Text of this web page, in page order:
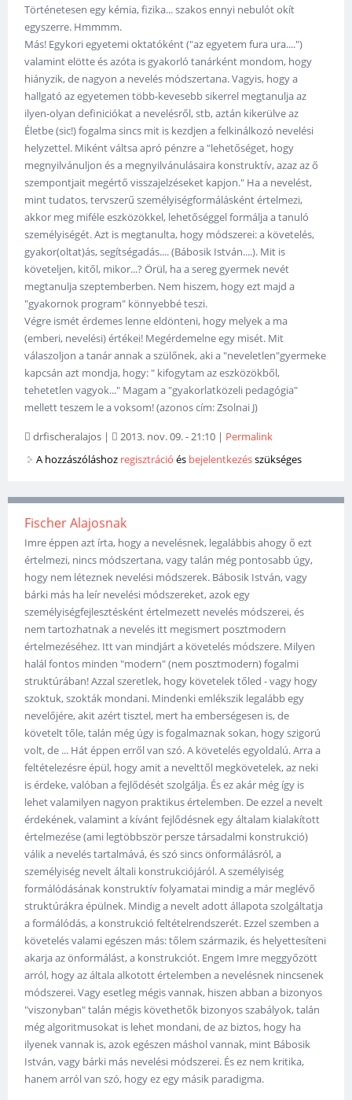
Történetesen egy kémia, fizika... szakos ennyi nebulót okít
egyszerre. Hmmmm.
Más! Egykori egyetemi oktatóként ("az egyetem fura ura....")
valamint elötte és azóta is gyakorló tanárként mondom, hogy
hiányzik, de nagyon a nevelés módszertana. Vagyis, hogy a
hallgató az egyetemen több-kevesebb sikerrel megtanulja az
ilyen-olyan definiciókat a nevelésről, stb, aztán kikerülve az
Életbe (sic!) fogalma sincs mit is kezdjen a felkinálkozó nevelési
helyzettel. Miként váltsa apró pénzre a "lehetőséget, hogy
megnyilvánuljon és a megnyilvánulásaira konstruktív, azaz az ő
szempontjait megértő visszajelzéseket kapjon." Ha a nevelést,
mint tudatos, tervszerű személyiségformálásként értelmezi,
akkor meg miféle eszközökkel, lehetőséggel formálja a tanuló
személyiségét. Azt is megtanulta, hogy módszerei: a követelés,
gyakor(oltat)ás, segítségadás.... (Bábosik István....). Mit is
követeljen, kitől, mikor...? Örül, ha a sereg gyermek nevét
megtanulja szeptemberben. Nem hiszem, hogy ezt majd a
"gyakornok program" könnyebbé teszi.
Végre ismét érdemes lenne eldönteni, hogy melyek a ma
(emberi, nevelési) értékei! Megérdemelne egy misét. Mit
válaszoljon a tanár annak a szülőnek, aki a "neveletlen"gyermeke
kapcsán azt mondja, hogy: " kifogytam az eszközökből,
tehetetlen vagyok..." Magam a "gyakorlatközeli pedagógia"
mellett teszem le a voksom! (azonos cím: Zsolnai J)
drfischeralajos | 2013. nov. 09. - 21:10 | Permalink
A hozzászóláshoz regisztráció és bejelentkezésszükséges
Fischer Alajosnak
Imre éppen azt írta, hogy a nevelésnek, legalábbis ahogy ő ezt
értelmezi, nincs módszertana, vagy talán még pontosabb úgy,
hogy nem léteznek nevelési módszerek. Bábosik István, vagy
bárki más ha leír nevelési módszereket, azok egy
személyiségfejlesztésként értelmezett nevelés módszerei, és
nem tartozhatnak a nevelés itt megismert posztmodern
értelmezéséhez. Itt van mindjárt a követelés módszere. Milyen
halál fontos minden "modern" (nem posztmodern) fogalmi
struktúrában! Azzal szeretlek, hogy követelek tőled - vagy hogy
szoktuk, szokták mondani. Mindenki emlékszik legalább egy
nevelőjére, akit azért tisztel, mert ha emberségesen is, de
követelt tőle, talán még úgy is fogalmaznak sokan, hogy szigorú
volt, de ... Hát éppen erről van szó. A követelés egyoldalú. Arra a
feltételezésre épül, hogy amit a nevelttől megkövetelek, az neki
is érdeke, valóban a fejlődését szolgálja. És ez akár még így is
lehet valamilyen nagyon praktikus értelemben. De ezzel a nevelt
érdekének, valamint a kívánt fejlődésnek egy általam kialakított
értelmezése (ami legtöbbször persze társadalmi konstrukció)
válik a nevelés tartalmává, és szó sincs önformálásról, a
személyiség nevelt általi konstrukciójáról. A személyiség
formálódásának konstruktív folyamatai mindig a már meglévő
struktúrákra épülnek. Mindig a nevelt adott állapota szolgáltatja
a formálódás, a konstrukció feltételrendszerét. Ezzel szemben a
követelés valami egészen más: tőlem származik, és helyettesíteni
akarja az önformálást, a konstrukciót. Engem Imre meggyőzött
arról, hogy az általa alkotott értelemben a nevelésnek nincsenek
módszerei. Vagy esetleg mégis vannak, hiszen abban a bizonyos
"viszonyban" talán mégis követhetők bizonyos szabályok, talán
még algoritmusokat is lehet mondani, de az biztos, hogy ha
ilyenek vannak is, azok egészen máshol vannak, mint Bábosik
István, vagy bárki más nevelési módszerei. És ez nem kritika,
hanem arról van szó, hogy ez egy másik paradigma.